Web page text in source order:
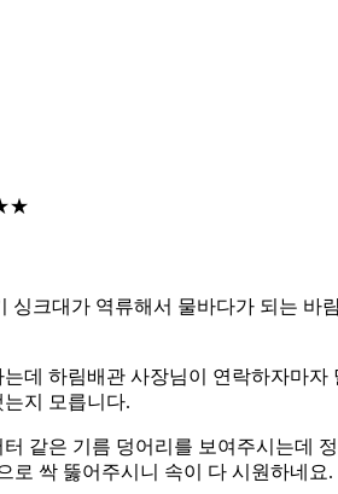
싱크대가 역류해서 물바다가 되는 바
데 하림배관 사장님이 연락하자마자
지 모릅니다.
같은 기름 덩어리를 보여주시는데
로 싹 뚫어주시니 속이 다 시원하네요.